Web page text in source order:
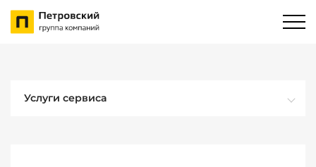
Услуги сервиса